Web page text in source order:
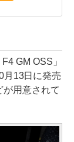
GM OSS」
月13日に発売
が用意されて